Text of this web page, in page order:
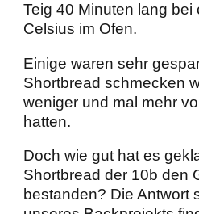
Teig 40 Minuten lang bei
Celsius im Ofen.
Einige waren sehr
Shortbread schmecken
weniger und mal mehr
hatten.
Doch wie gut hat es
Shortbread der 10b den
bestanden? Die Antwort